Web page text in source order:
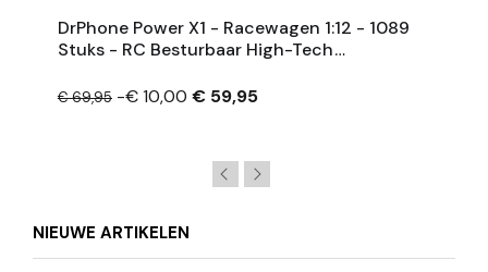
DrPhone Power X1 - Racewagen 1:12 - 1089
Stuks - RC Besturbaar High-Tech
Groen
€ 69,95 -€ 10,00 € 59,95
NIEUWE ARTIKELEN